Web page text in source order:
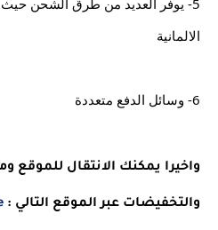
الالمانية
6- وسائل الدفع متعددة
والتخفيضات عبر الموقع التالي :